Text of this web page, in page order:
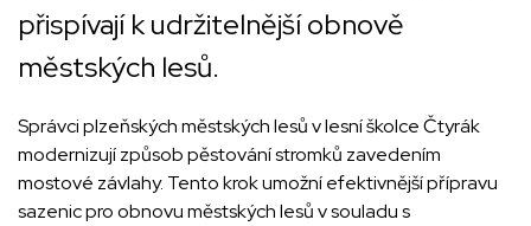
přispívají k udržitelnější obnově
městských lesů.
Správci plzeňských městských lesů v lesní školce Čtyrák
modernizují způsob pěstování stromků zavedením
mostové závlahy. Tento krok umožní efektivnější přípravu
sazenic pro obnovu městských lesů v souladu s